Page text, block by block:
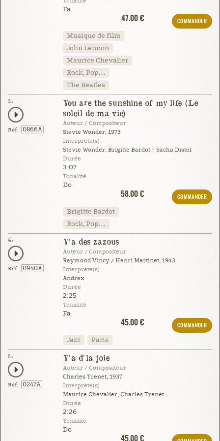
Fa
47.00 €
COMMANDER
Musique de film
John Lennon
Maurice Chevalier
Rock, Pop…
The Beatles
3.
Réf : 0866A
You are the sunshine of my life (Le
soleil de ma vie)
Auteur / Compositeur
Stevie Wonder, 1973
Interprète(s)
Stevie Wonder, Brigitte Bardot - Sacha Distel
Durée
3:07
Tonalité
Do
58.00 €
COMMANDER
Brigitte Bardot
Rock, Pop…
4.
Réf : 0940A
Y'a des zazous
Auteur / Compositeur
Raymond Vincy / Henri Martinet, 1943
Interprète(s)
Andrex
Durée
2:25
Tonalité
Fa
45.00 €
COMMANDER
Jazz Paris
5.
Réf : 0247A
Y'a d'la joie
Auteur / Compositeur
Charles Trenet, 1937
Interprète(s)
Maurice Chevalier, Charles Trenet
Durée
2:26
Tonalité
Do
45.00 €